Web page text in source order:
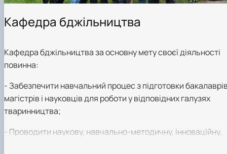
Кафедра бджільництва
Кафедра бджільництва за основну мету своєї діяльності
повинна:
- Забезпечити навчальний процес з підготовки
магістрів і науковців для роботи у відповідних галузях
тваринництва;
- Проводити наукову, навчально-методичну, інноваційну,